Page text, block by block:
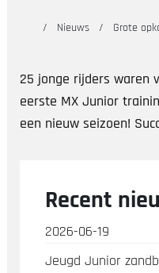
Nieuws Grote
25 jonge rijders waren
eerste MX Junior
een nieuw seizoen!
Recent
2026-06-19
Jeugd Junior